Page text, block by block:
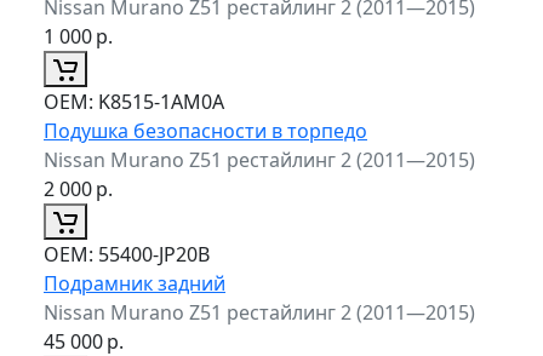
Nissan Murano Z51 рестайлинг 2 (2011—2015)
1 000р.
ОЕМ: K8515-1AM0A
Подушка безопасности в торпедо
Nissan Murano Z51 рестайлинг 2 (2011—2015)
2 000р.
ОЕМ: 55400-JP20B
Подрамник задний
Nissan Murano Z51 рестайлинг 2 (2011—2015)
45 000р.